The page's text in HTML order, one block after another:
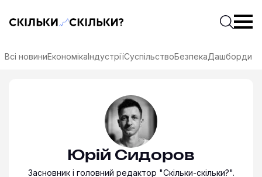
Скільки-скільки? — Медіа про суспільні даніПочати
Всі новиниЕкономікаІндустріїСуспільствоБезпекаДашборди
Юрій Сидоров
Засновник і головний редактор "Скільки-скільки?".